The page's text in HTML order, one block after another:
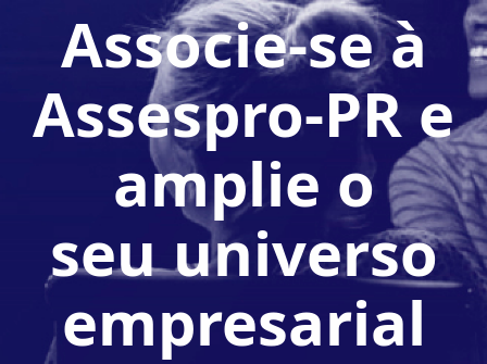
Associe-se à
Assespro-PR e
amplie o
seu universo
empresarial